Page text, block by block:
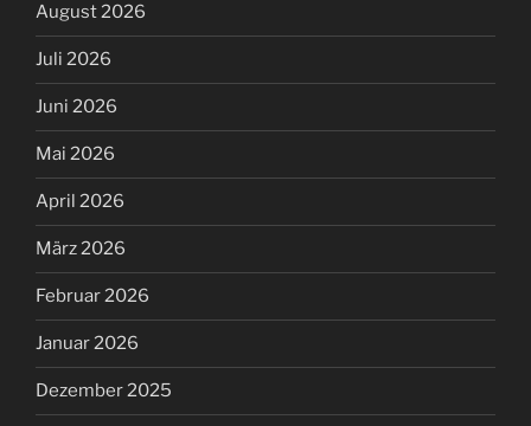
August 2026
Juli 2026
Juni 2026
Mai 2026
April 2026
März 2026
Februar 2026
Januar 2026
Dezember 2025